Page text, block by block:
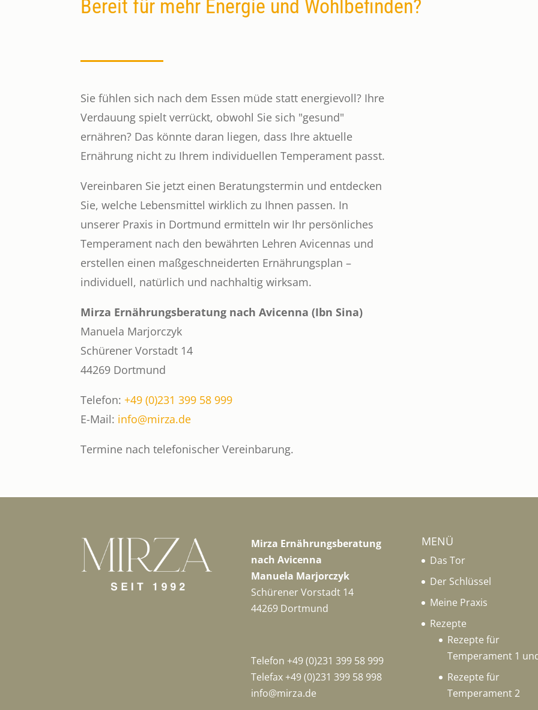
Bereit für mehr Energie und Wohlbefinden?
Sie fühlen sich nach dem Essen müde statt energievoll? Ihre
Verdauung spielt verrückt, obwohl Sie sich "gesund"
ernähren? Das könnte daran liegen, dass Ihre aktuelle
Ernährung nicht zu Ihrem individuellen Temperament passt.
Vereinbaren Sie jetzt einen Beratungstermin und entdecken
Sie, welche Lebensmittel wirklich zu Ihnen passen. In
unserer Praxis in Dortmund ermitteln wir Ihr persönliches
Temperament nach den bewährten Lehren Avicennas und
erstellen einen maßgeschneiderten Ernährungsplan –
individuell, natürlich und nachhaltig wirksam.
Mirza Ernährungsberatung nach Avicenna (Ibn Sina)
Manuela Marjorczyk
Schürener Vorstadt 14
44269 Dortmund
Telefon:+49 (0)231 399 58 999
E-Mail: info@mirza.de
Termine nach telefonischer Vereinbarung.
Mirza Ernährungsberatung
nach Avicenna
Manuela Marjorczyk
Schürener Vorstadt 14
44269 Dortmund
Telefon +49 (0)231 399 58 999
Telefax +49 (0)231 399 58 998
info@mirza.de
MENÜ
Das Tor
Der Schlüssel
Meine Praxis
Rezepte
Rezepte für
Temperament 1
Rezepte für
Temperament 2